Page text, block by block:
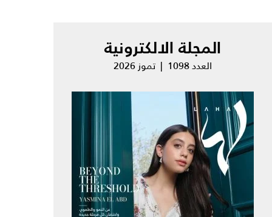
المجلة الالكترونية
العدد 1098 | تموز 2026